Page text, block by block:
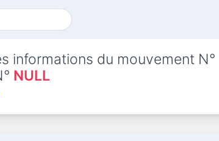
informations du mouvement N°
NULL